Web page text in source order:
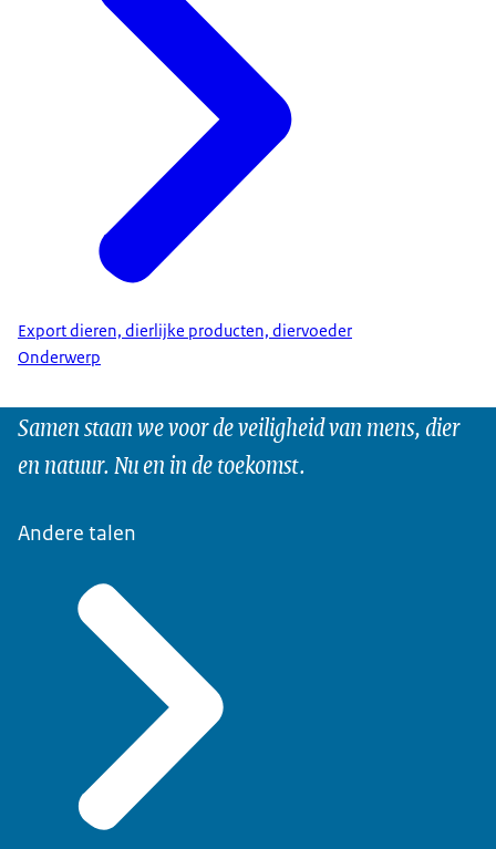
Export dieren, dierlijke producten, diervoeder
Onderwerp
Samen staan we voor de veiligheid van mens, dier
en natuur. Nu en in de toekomst.
Andere talen